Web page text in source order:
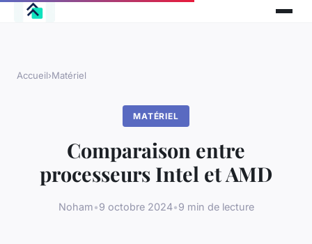
Accueil›Matériel
MATÉRIEL
Comparaison entre
processeurs Intel et AMD
Noham•9 octobre 2024•9 min de lecture